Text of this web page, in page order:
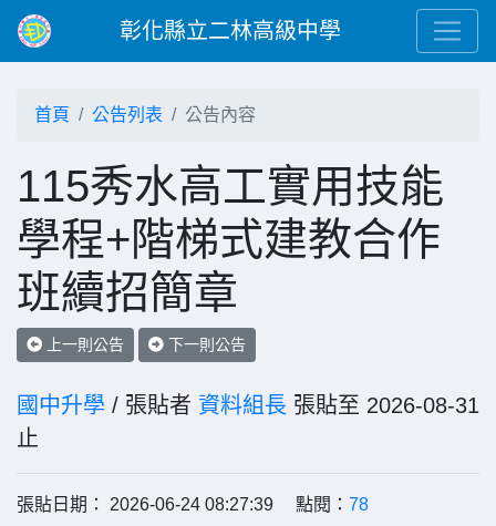
彰化縣立二林高級中學
首頁 公告列表 公告內容
115秀水高工實用技能
學程+階梯式建教合作
班續招簡章
上一則公告 下一則公告
國中升學 / 張貼者 資料組長 張貼至 2026-08-31
止
張貼日期： 2026-06-24 08:27:39 點閱： 78